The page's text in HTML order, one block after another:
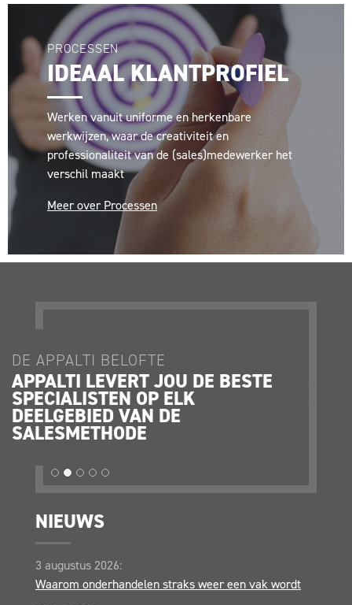
PROCESSEN
IDEAAL KLANTPROFIEL
Werken vanuit uniforme en herkenbare
werkwijzen, waar de creativiteit en
professionaliteit van de (sales)medewerker het
verschil maakt
Meer over Processen
DE APPALTI BELOFTE
APPALTI LEVERT JOU DE BESTE
SPECIALISTEN OP ELK
DEELGEBIED VAN DE
SALESMETHODE
NIEUWS
3 augustus 2026:
Waarom onderhandelen straks weer een vak wordt